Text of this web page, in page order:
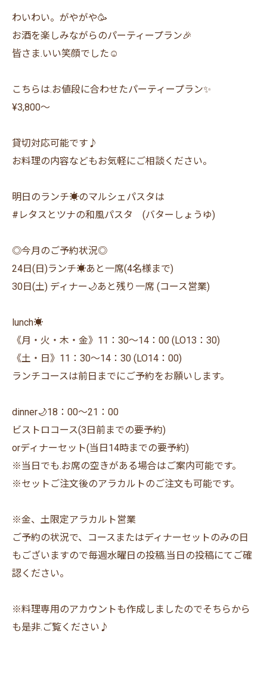
わいわい。がやがや🥳
お酒を楽しみながらのパーティープラン🎉
皆さま.いい笑顔でした☺️
こちらは.お値段に合わせたパーティープラン✨
¥3,800〜
貸切対応可能です♪
お料理の内容などもお気軽にご相談ください。
明日のランチ☀️のマルシェパスタは
#レタスとツナの和風パスタ (バターしょうゆ)
◎今月のご予約状況◎
24日(日)ランチ☀️あと一席(4名様まで)
30日(土) ディナー🌙あと残り一席 (コース営業)
lunch☀️
《月・火・木・金》11：30〜14：00 (LO13：30)
《土・日》11：30〜14：30 (LO14：00)
ランチコースは前日までにご予約をお願いします。
dinner🌙18：00〜21：00
ビストロコース(3日前までの要予約)
orディナーセット(当日14時までの要予約)
※当日でも.お席の空きがある場合はご案内可能です。
※セットご注文後のアラカルトのご注文も可能です。
※金、土限定アラカルト営業
ご予約の状況で、コースまたはディナーセットのみの日
もございますので毎週水曜日の投稿.当日の投稿にてご確
認ください。
※料理専用のアカウントも作成しましたのでそちらから
も是非.ご覧ください♪